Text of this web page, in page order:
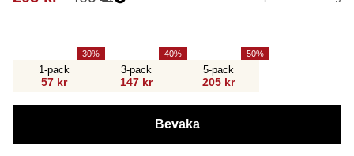
1-pack
57 kr
30
3-pack
147 kr
40
5-pack
205 kr
50
Bevaka